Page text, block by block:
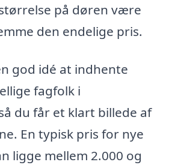
på døren være
den endelige pris.
god idé at indhente
fagfolk i
du får et klart billede af
En typisk pris for nye
ligge mellem 2.000 og